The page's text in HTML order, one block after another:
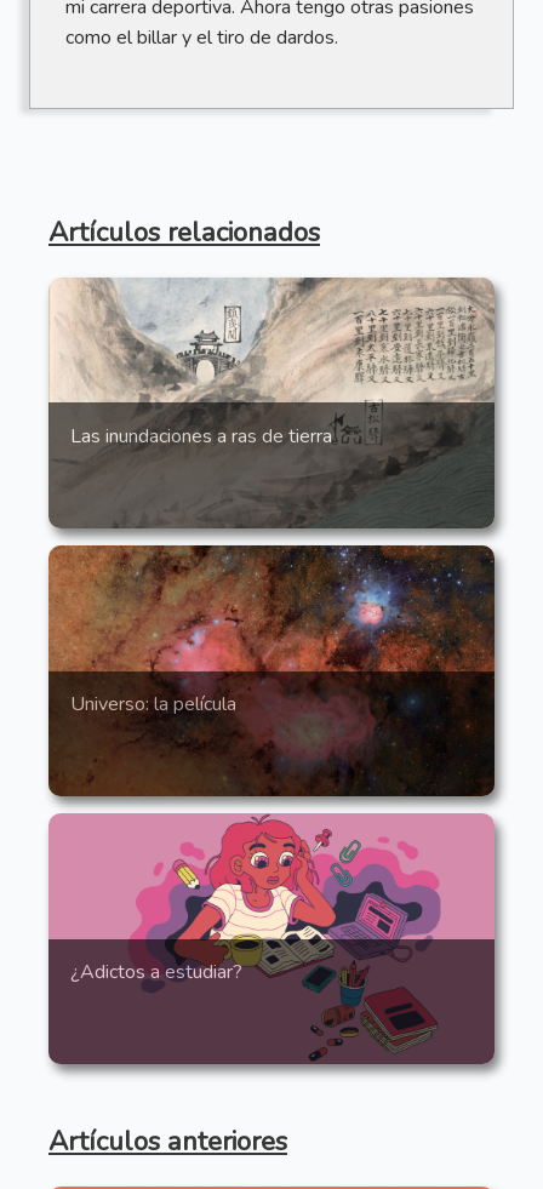
mi carrera deportiva. Ahora tengo otras pasiones
como el billar y el tiro de dardos.
Artículos relacionados
Las inundaciones a ras de tierra
Universo: la película
¿Adictos a estudiar?
Artículos anteriores